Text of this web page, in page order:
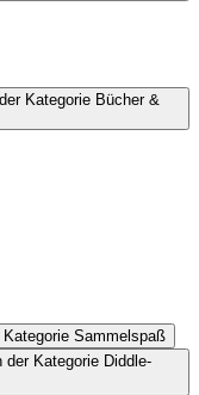
Kategorie Bücher &
Sammelspaß
Kategorie Diddle-